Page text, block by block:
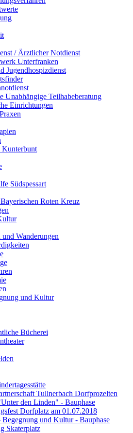
/ Ärztlicher Notdienst
Unterfranken
Jugendhospizdienst
Unabhängige Teilhabeberatung
Einrichtungen
Kunterbunt
Südspessart
Roten Kreuz
Wanderungen
und Kultur
Bücherei
Tullnerbach Dorfprozelten
den Linden" - Bauphase
Dorfplatz am 01.07.2018
und Kultur - Bauphase
Skaterplatz